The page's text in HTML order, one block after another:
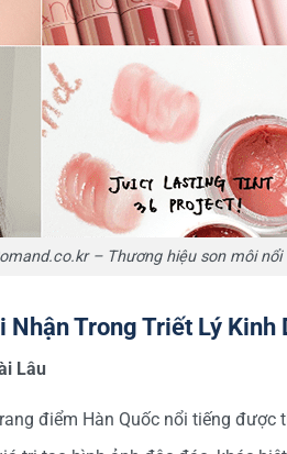
– Thương hiệu son môi nổi
Trong Triết Lý Kinh
Lâu
điểm Hàn Quốc nổi tiếng được